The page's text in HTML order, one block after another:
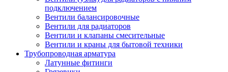
подключением
Вентили балансировочные
Вентили для радиаторов
Вентили и клапаны смесительные
Вентили и краны для бытовой техники
Трубопроводная арматура
Латунные фитинги